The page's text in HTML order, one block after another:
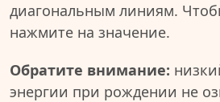
диагональным линиям.
нажмите на значение.
Обратите внимание:
энергии при рождении не